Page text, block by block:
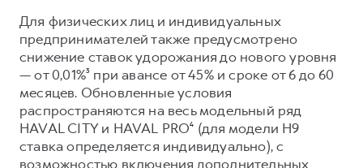
Для физических лиц и индивидуальных
предпринимателей также предусмотрено
снижение ставок удорожания до нового уровня
— от 0,01%³ при авансе от 45% и сроке от 6 до 60
месяцев. Обновленные условия
распространяются на весь модельный ряд
HAVAL CITY и HAVAL PRO⁴ (для модели Н9
ставка определяется индивидуально), с
возможностью включения дополнительных